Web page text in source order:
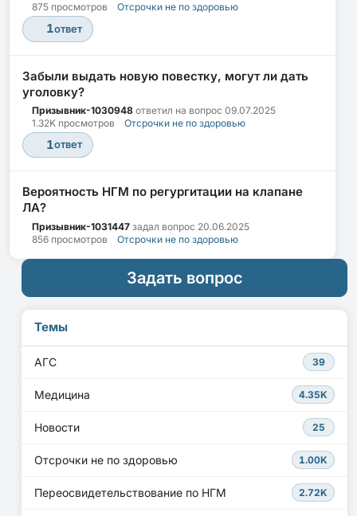
875 просмотров
Отсрочки не по здоровью
1ответ
Забыли выдать новую повестку, могут ли дать
уголовку?
Призывник-1030948 ответил на вопрос 09.07.2025
1.32K просмотров
Отсрочки не по здоровью
1ответ
Вероятность НГМ по регургитации на клапане
ЛА?
Призывник-1031447 задал вопрос 20.06.2025
856 просмотров
Отсрочки не по здоровью
Задать вопрос
Темы
АГС 39
Медицина 4.35K
Новости 25
Отсрочки не по здоровью 1.00K
Переосвидетельствование по НГМ 2.72K